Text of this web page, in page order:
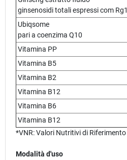
ginsenosidi totali espressi com Rg1
Ubiqsome
pari a coenzima Q10
Vitamina PP
Vitamina B5
Vitamina B2
Vitamina B12
Vitamina B6
Vitamina B12
*VNR: Valori Nutritivi di Riferimento
Modalità d'uso